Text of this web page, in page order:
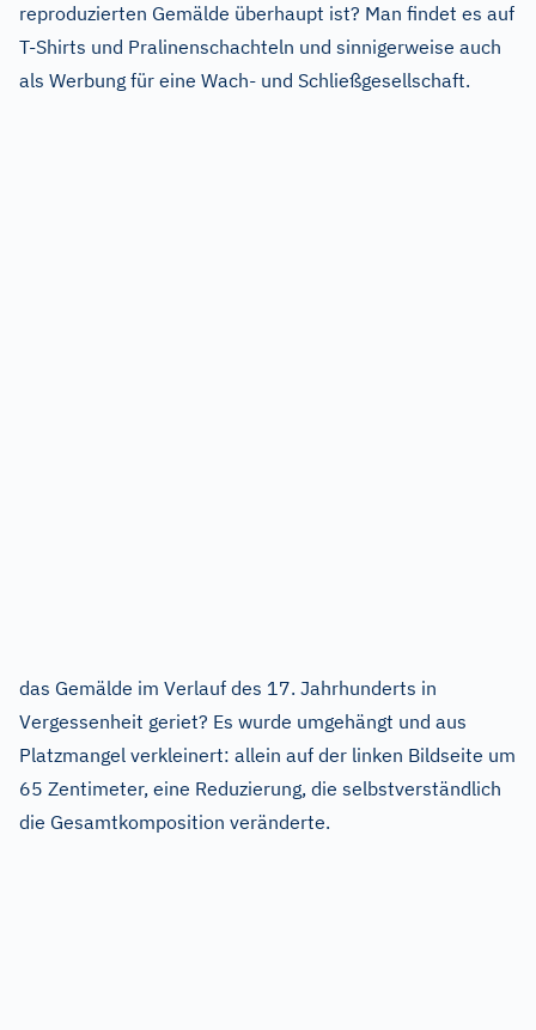
reproduzierten Gemälde überhaupt ist? Man findet es auf
T-Shirts und Pralinenschachteln und sinnigerweise auch
als Werbung für eine Wach- und Schließgesellschaft.
das Gemälde im Verlauf des 17. Jahrhunderts in
Vergessenheit geriet? Es wurde umgehängt und aus
Platzmangel verkleinert: allein auf der linken Bildseite um
65 Zentimeter, eine Reduzierung, die selbstverständlich
die Gesamtkomposition veränderte.